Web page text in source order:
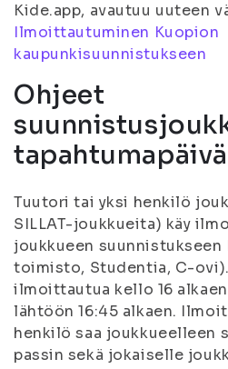
Kide.app, avautuu uuteen
Ilmoittautuminen Kuopion
kaupunkisuunnistukseen
Ohjeet
Tuutori tai yksi henkilö
SILLAT-joukkueita) käy
joukkueen suunnistukseen
toimisto, Studentia, C-
ilmoittautua kello 16
lähtöön 16:45 alkaen.
henkilö saa joukkueelleen
passin sekä jokaiselle